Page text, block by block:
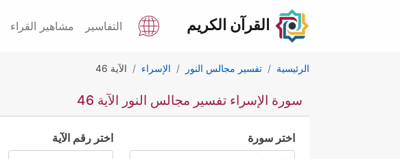
القرآن الكريم التفاسير مشاهير القراء
الرئيسية تفسير مجالس النور الإسراء الآية 46
سورة الإسراء تفسير مجالس النور الآية 46
اختر سورة اختر رقم الآية